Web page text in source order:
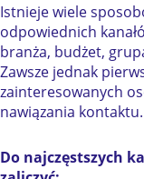
Istnieje wiele
odpowiednich
branża, budżet,
Zawsze jednak
zainteresowanych
nawiązania kontaktu.
Do najczęstszych